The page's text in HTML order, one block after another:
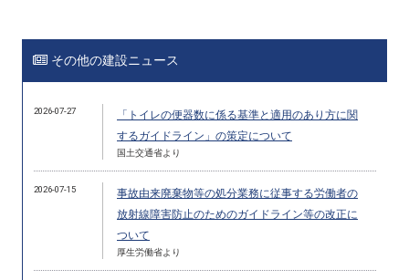
その他の建設ニュース
2026-07-27
「トイレの便器数に係る基準と適用のあり方に関
するガイドライン」の策定について
国土交通省より
2026-07-15
事故由来廃棄物等の処分業務に従事する労働者の
放射線障害防止のためのガイドライン等の改正に
ついて
厚生労働省より